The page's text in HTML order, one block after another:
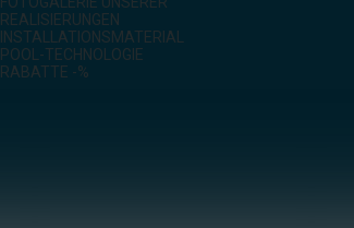
REALISIERUNGEN
INSTALLATIONSMATERIAL
POOL-TECHNOLOGIE
RABATTE -%